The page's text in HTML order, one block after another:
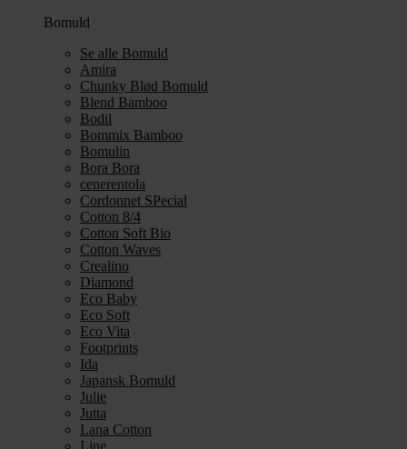
Bomuld
Se alle Bomuld
Amira
Chunky Blød Bomuld
Blend Bamboo
Bodil
Bommix Bamboo
Bomulin
Bora Bora
cenerentola
Cordonnet SPecial
Cotton 8/4
Cotton Soft Bio
Cotton Waves
Crealino
Diamond
Eco Baby
Eco Soft
Eco Vita
Footprints
Ida
Japansk Bomuld
Julie
Jutta
Lana Cotton
Line